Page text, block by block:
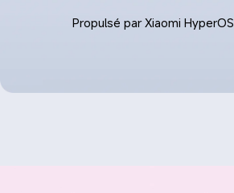
Propulsé par Xiaomi HyperOS